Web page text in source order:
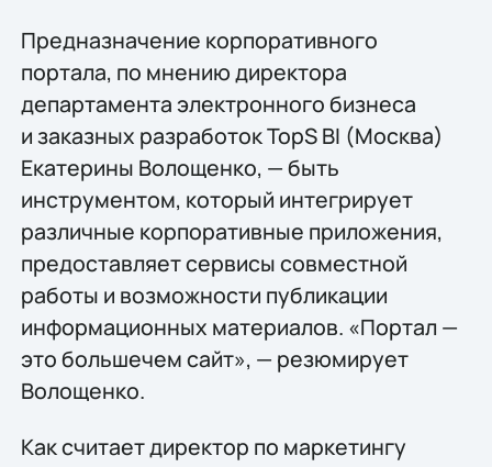
Предназначение корпоративного
портала, по мнению директора
департамента электронного бизнеса
и заказных разработок TopS BI (Москва)
Екатерины Волощенко, — быть
инструментом, который интегрирует
различные корпоративные приложения,
предоставляет сервисы совместной
работы и возможности публикации
информационных материалов. «Портал —
это большечем сайт», — резюмирует
Волощенко.
Как считает директор по маркетингу